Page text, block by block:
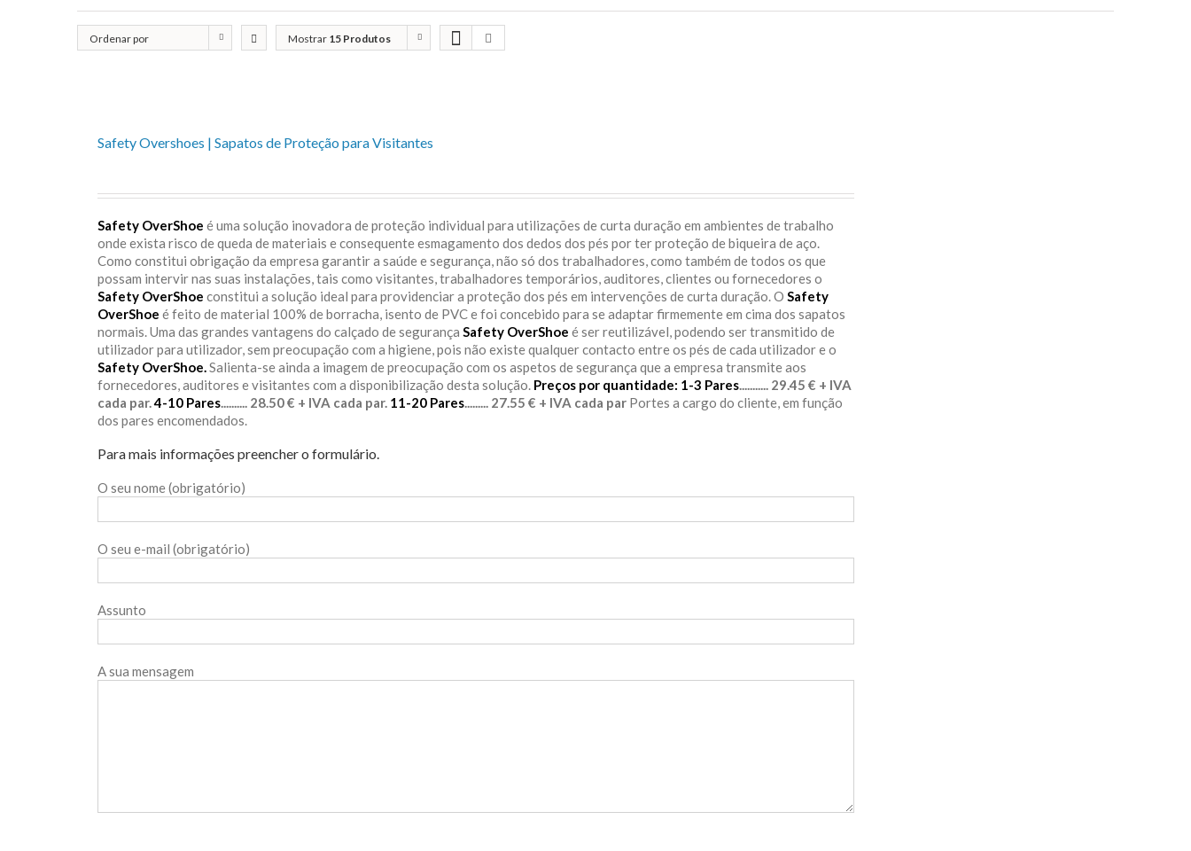
Ordenar por
Mostrar 15 Produtos
Safety Overshoes | Sapatos de Proteção para Visitantes
Safety OverShoe é uma solução inovadora de proteção individual para utilizações de curta duração em ambientes de trabalho
onde exista risco de queda de materiais e consequente esmagamento dos dedos dos pés por ter proteção de biqueira de aço.
Como constitui obrigação da empresa garantir a saúde e segurança, não só dos trabalhadores, como também de todos os que
possam intervir nas suas instalações, tais como visitantes, trabalhadores temporários, auditores, clientes ou fornecedores o
Safety OverShoe constitui a solução ideal para providenciar a proteção dos pés em intervenções de curta duração. O Safety
OverShoe é feito de material 100% de borracha, isento de PVC e foi concebido para se adaptar firmemente em cima dos sapatos
normais. Uma das grandes vantagens do calçado de segurança Safety OverShoe é ser reutilizável, podendo ser transmitido de
utilizador para utilizador, sem preocupação com a higiene, pois não existe qualquer contacto entre os pés de cada utilizador e o
Safety OverShoe. Salienta-se ainda a imagem de preocupação com os aspetos de segurança que a empresa transmite aos
fornecedores, auditores e visitantes com a disponibilização desta solução. Preços por quantidade: 1-3 Pares ........... 29.45 € + IVA
cada par. 4-10 Pares .......... 28.50 € + IVA cada par. 11-20 Pares ......... 27.55 € + IVA cada par Portes a cargo do cliente, em função
dos pares encomendados.
Para mais informações preencher o formulário.
O seu nome (obrigatório)
O seu e-mail (obrigatório)
Assunto
A sua mensagem